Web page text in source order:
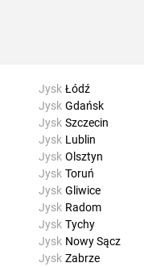
Jysk Łódź
Jysk Gdańsk
Jysk Szczecin
Jysk Lublin
Jysk Olsztyn
Jysk Toruń
Jysk Gliwice
Jysk Radom
Jysk Tychy
Jysk Nowy Sącz
Jysk Zabrze